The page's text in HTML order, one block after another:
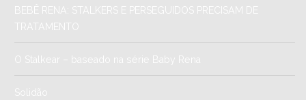
BEBÊ RENA: STALKERS E PERSEGUIDOS PRECISAM DE
TRATAMENTO
O Stalkear – baseado na série Baby Rena
Solidão